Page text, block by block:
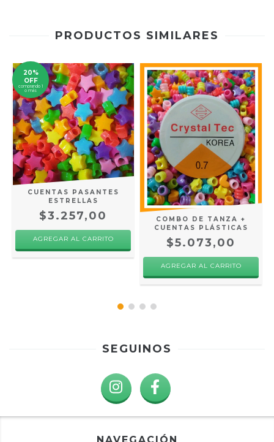
PRODUCTOS SIMILARES
20%
OFF
comprando 1
o más
CUENTAS PASANTES
ESTRELLAS
$3.257,00
AGREGAR AL CARRITO
COMBO DE TANZA +
CUENTAS PLÁSTICAS
$5.073,00
AGREGAR AL CARRITO
SEGUINOS